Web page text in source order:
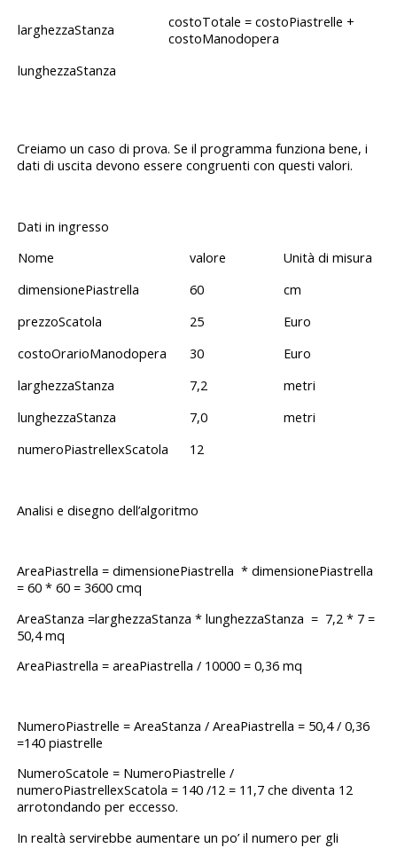
larghezzaStanza
costoTotale = costoPiastrelle +
costoManodopera
lunghezzaStanza
Creiamo un caso di prova. Se il programma funziona bene, i
dati di uscita devono essere congruenti con questi valori.
Dati in ingresso
Nome
valore
Unità di misura
dimensionePiastrella
60
cm
prezzoScatola
25
Euro
costoOrarioManodopera
30
Euro
larghezzaStanza
7,2
metri
lunghezzaStanza
7,0
metri
numeroPiastrellexScatola
12
Analisi e disegno dell’algoritmo
AreaPiastrella = dimensionePiastrella * dimensionePiastrella
= 60 * 60 = 3600 cmq
AreaStanza =larghezzaStanza * lunghezzaStanza = 7,2 * 7 =
50,4 mq
AreaPiastrella = areaPiastrella / 10000 = 0,36 mq
NumeroPiastrelle = AreaStanza / AreaPiastrella = 50,4 / 0,36
=140 piastrelle
NumeroScatole = NumeroPiastrelle /
numeroPiastrellexScatola = 140 /12 = 11,7 che diventa 12
arrotondando per eccesso.
In realtà servirebbe aumentare un po’ il numero per gli